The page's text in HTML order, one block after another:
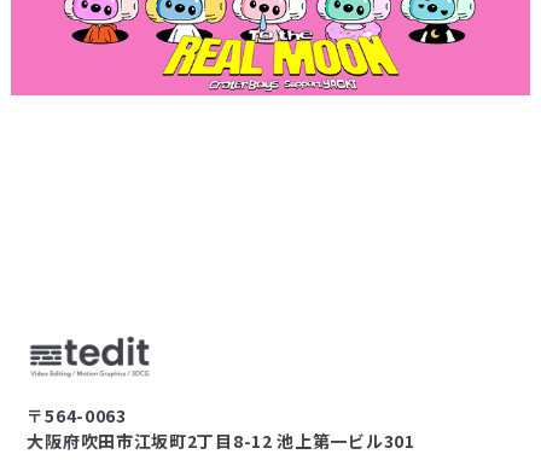
〒564-0063
大阪府吹田市江坂町2丁目8-12 池上第一ビル301